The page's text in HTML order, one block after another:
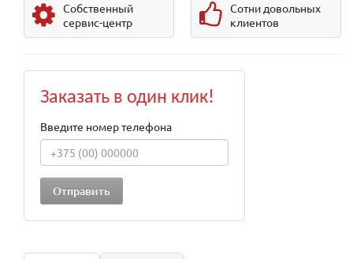
Собственный
сервис-центр
Сотни довольных
клиентов
Заказать в один клик!
Введите номер телефона